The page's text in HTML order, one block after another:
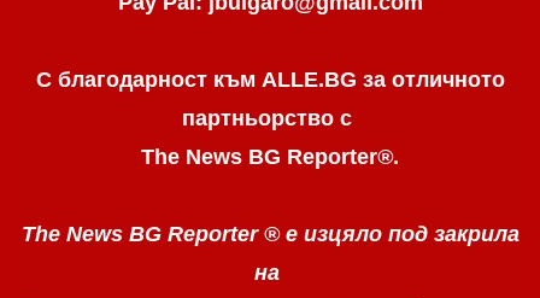
С благодарност към ALLE.BG за отличното
партньорство с
The News BG Reporter®.
The News BG Reporter ® е изцяло под закрила
на